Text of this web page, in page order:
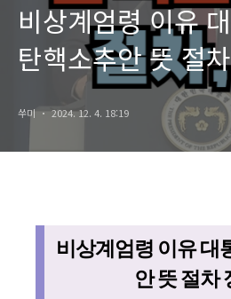
비상계엄령 이유
탄핵소추안 뜻 절
쑤미 2024. 12. 4. 18:19
비상계엄령 이유 대
안 뜻 절차